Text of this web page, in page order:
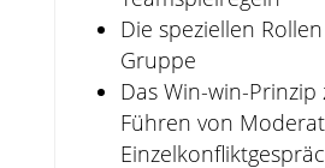
Die speziellen
Gruppe
Das Win-win-Prinzip
Führen von